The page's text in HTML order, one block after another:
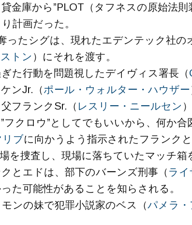
金庫から”PLOT（タフネスの原始法則
計画だった。
ったシグは、現れたエデンテック社の
トン ）にそれを渡す。
た行動を問題視したデイヴィス署長（
ンJr.（ポール・ウォルター・ハウザー
フランクSr.（ レスリー・ニールセン
フクロウ”としてでもいいから、何か合
リブに向かうよう指示されたフランク
を捜査し、現場に落ちていたマッチ
とエドは、部下のバーンズ刑事（ ラ
た可能性があることを知らされる。
ンの妹で犯罪小説家のベス（パメラ・